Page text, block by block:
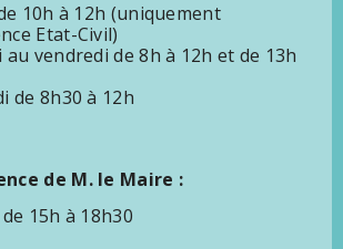
10h à 12h (uniquement
Etat-Civil)
au vendredi de 8h à 12h et de 13h
de 8h30 à 12h
de M. le Maire :
15h à 18h30